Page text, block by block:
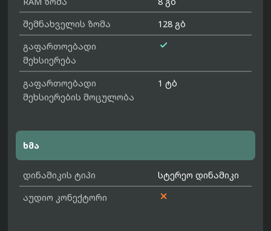
შემნახველის ზომა
128 გბ
გაფართოებადი
მეხსიერება

გაფართოებადი
მეხსიერების მოცულობა
1 ტბ
ხმა
დინამიკის ტიპი
სტერეო დინამიკი
აუდიო კონექტორი
